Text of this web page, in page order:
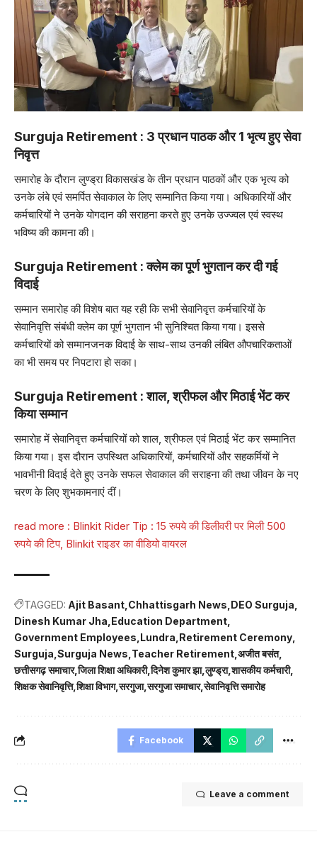
Surguja Retirement : 3 प्रधान पाठक और 1 भृत्य हुए सेवा
निवृत्त
समारोह के दौरान लुण्ड्रा विकासखंड के तीन प्रधान पाठकों और एक भृत्य को
उनके लंबे एवं समर्पित सेवाकाल के लिए सम्मानित किया गया। अधिकारियों और
कर्मचारियों ने उनके योगदान की सराहना करते हुए उनके उज्ज्वल एवं स्वस्थ
भविष्य की कामना की।
Surguja Retirement : क्लेम का पूर्ण भुगतान कर दी गई
विदाई
सम्मान समारोह की विशेष बात यह रही कि सभी सेवानिवृत्त कर्मचारियों के
सेवानिवृत्ति संबंधी क्लेम का पूर्ण भुगतान भी सुनिश्चित किया गया। इससे
कर्मचारियों को सम्मानजनक विदाई के साथ-साथ उनकी लंबित औपचारिकताओं
का भी समय पर निपटारा हो सका।
Surguja Retirement : शाल, श्रीफल और मिठाई भेंट कर
किया सम्मान
समारोह में सेवानिवृत्त कर्मचारियों को शाल, श्रीफल एवं मिठाई भेंट कर सम्मानित
किया गया। इस दौरान उपस्थित अधिकारियों, कर्मचारियों और सहकर्मियों ने
भावभीनी विदाई देते हुए उनके सफल सेवाकाल की सराहना की तथा जीवन के नए
चरण के लिए शुभकामनाएं दीं।
read more : Blinkit Rider Tip : 15 रुपये की डिलीवरी पर मिली 500
रुपये की टिप, Blinkit राइडर का वीडियो वायरल
TAGGED: Ajit Basant Chhattisgarh News DEO Surguja
Dinesh Kumar Jha Education Department
Government Employees Lundra Retirement Ceremony
Surguja Surguja News Teacher Retirement अजीत बसंत
छत्तीसगढ़ समाचार जिला शिक्षा अधिकारी दिनेश कुमार झा लुण्ड्रा शासकीय कर्मचारी
शिक्षक सेवानिवृत्ति शिक्षा विभाग सरगुजा सरगुजा समाचार सेवानिवृत्ति समारोह
Facebook
Leave a comment